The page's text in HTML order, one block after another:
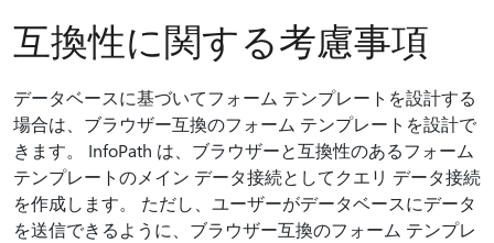
互換性に関する考慮事項
データベースに基づいてフォーム テンプレートを設計する
場合は、ブラウザー互換のフォーム テンプレートを設計で
きます。 InfoPath は、ブラウザーと互換性のあるフォーム
テンプレートのメイン データ接続としてクエリ データ接続
を作成します。 ただし、ユーザーがデータベースにデータ
を送信できるように、ブラウザー互換のフォーム テンプレ